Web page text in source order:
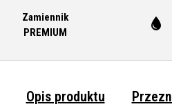
Zamiennik
PREMIUM
Opis produktu